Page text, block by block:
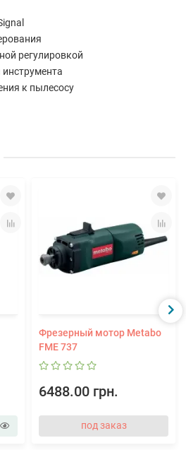
регулировкой
к пылесосу
Фрезерный мотор Metabo
FME 737
6488.00 грн.
под заказ